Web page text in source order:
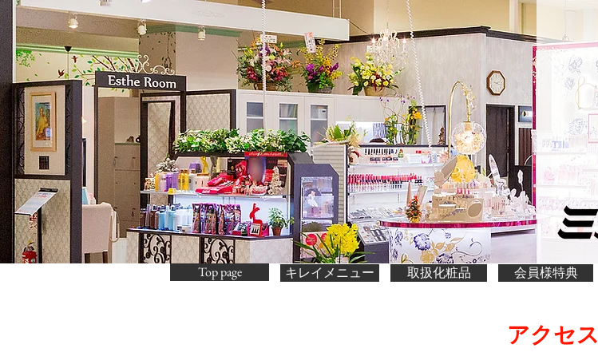
Top page キレイメニュー 取扱化粧品 会員様特典
アクセス